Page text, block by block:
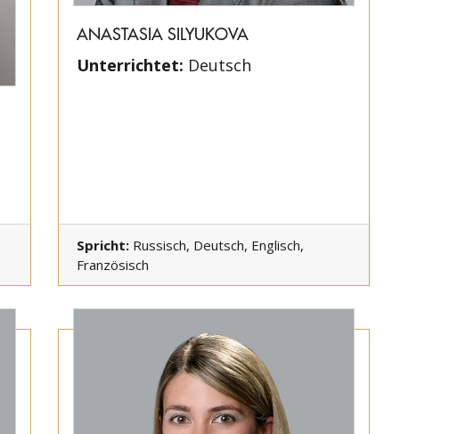
ANASTASIA SILYUKOVA
Unterrichtet: Deutsch
Spricht: Russisch, Deutsch, Englisch,
Französisch